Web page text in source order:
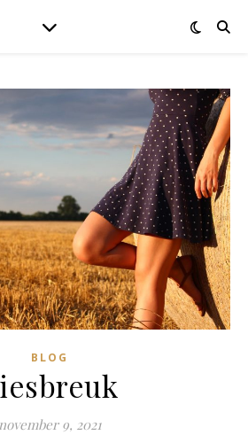
BLOG
november 9, 2021